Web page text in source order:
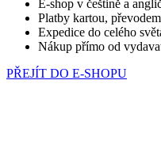
E-shop v češtině a
Platby kartou,
Expedice do celého
Nákup přímo od
PŘEJÍT DO E-SHOPU